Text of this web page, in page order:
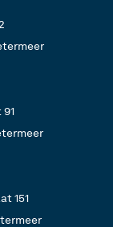
151